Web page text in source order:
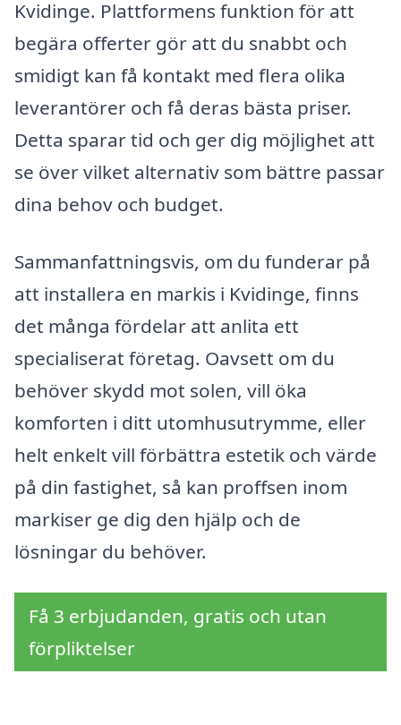
Kvidinge. Plattformens funktion för att
begära offerter gör att du snabbt och
smidigt kan få kontakt med flera olika
leverantörer och få deras bästa priser.
Detta sparar tid och ger dig möjlighet att
se över vilket alternativ som bättre passar
dina behov och budget.
Sammanfattningsvis, om du funderar på
att installera en markis i Kvidinge, finns
det många fördelar att anlita ett
specialiserat företag. Oavsett om du
behöver skydd mot solen, vill öka
komforten i ditt utomhusutrymme, eller
helt enkelt vill förbättra estetik och värde
på din fastighet, så kan proffsen inom
markiser ge dig den hjälp och de
lösningar du behöver.
Få 3 erbjudanden, gratis och utan
förpliktelser